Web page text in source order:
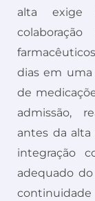
alta exige
dias em
de
admissão,
antes da alta
integração
adequado